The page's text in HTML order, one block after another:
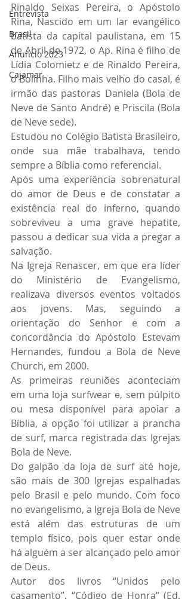
Entrevista
Brasil
Anuncio 2023
Cajamar
Rinaldo Seixas Pereira, o Apóstolo
Rina, Nascido em um lar evangélico
batista da capital paulistana, em 15
de Abril de 1972, o Ap. Rina é filho de
Lídia Colomietz e de Rinaldo Pereira,
o Bolinha. Filho mais velho do casal, é
irmão das pastoras Daniela (Bola de
Neve de Santo André) e Priscila (Bola
de Neve sede).
Estudou no Colégio Batista Brasileiro,
onde sua mãe trabalhava, tendo
sempre a Bíblia como referencial.
Após uma experiência sobrenatural
do amor de Deus e de constatar a
existência real do inferno, quando
sobreviveu a uma grave hepatite,
passou a dedicar sua vida a pregar a
salvação.
Na Igreja Renascer, em que era líder
do Ministério de Evangelismo,
realizava diversos eventos voltados
aos jovens. Mas, seguindo a
orientação do Senhor e com a
concordância do Apóstolo Estevam
Hernandes, fundou a Bola de Neve
Church, em 2000.
As primeiras reuniões aconteciam
em uma loja surfwear e, sem púlpito
ou mesa disponível para apoiar a
Bíblia, a opção foi utilizar a prancha
de surf, marca registrada das Igrejas
Bola de Neve.
Do galpão da loja de surf até hoje,
são mais de 300 Igrejas espalhadas
pelo Brasil e pelo mundo. Com foco
no evangelismo, a Igreja Bola de Neve
está além das estruturas de um
templo físico, pois quer estar onde
há alguém a ser alcançado pelo amor
de Deus.
Autor dos livros “Unidos pelo
casamento”, “Código de Honra” (Ed.